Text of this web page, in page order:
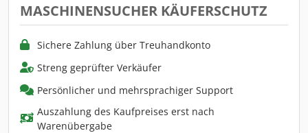
MASCHINENSUCHER KÄUFERSCHUTZ
Sichere Zahlung über Treuhandkonto
Streng geprüfter Verkäufer
Persönlicher und mehrsprachiger Support
Auszahlung des Kaufpreises erst nach
Warenübergabe